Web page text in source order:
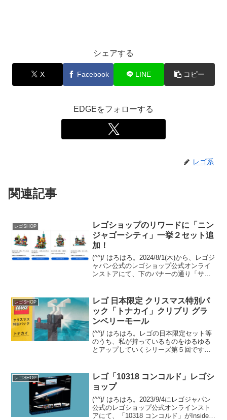
シェアする
X Facebook LINE コピー
EDGEをフォローする
レゴ系
関連記事
レゴSHOP
レゴショップのリワードに「ニン
ジャゴーシティ」一挙２セット追
加！
(^^)/ はろはろ。2024/8/1(木)から、レゴジ
ャパン公式のレゴショップ公式オンライ
ンストアにて、下のバナーの通り「サマ
ワードセンター）」に、「407...
レゴSHOP
レゴ 日本限定 クリスマス特別パ
ック「トナカイ」クリブリ グラ
ンベリーモール
(^^)/ はろはろ。レゴの日本限定セット等
のうち、私が持っているものをゆるゆる
とアップしていくシリーズ第５回です。
す。クリスマス特別パック「トナカイ」
レゴ クリックブ...
レゴSHOP
レゴ「10318 コンコルド」レゴシ
ョップ
(^^)/ はろはろ。2023/9/4にレゴジャパン
公式のレゴショップ公式オンラインスト
アにて、「10318 コンコルド」がInsiders